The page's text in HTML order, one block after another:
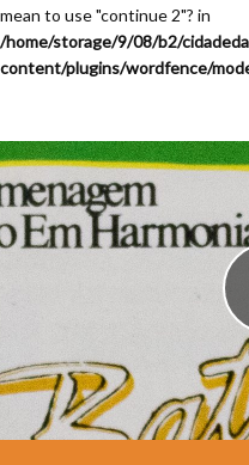
mean to use "continue 2"? in
/home/storage/9/08/b2/
content/plugins/wordfence/
Festival de Dança